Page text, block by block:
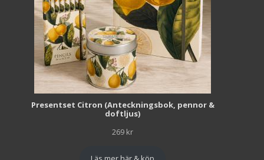
Presentset Citron (Anteckningsbok, pennor &
doftljus)
269 kr